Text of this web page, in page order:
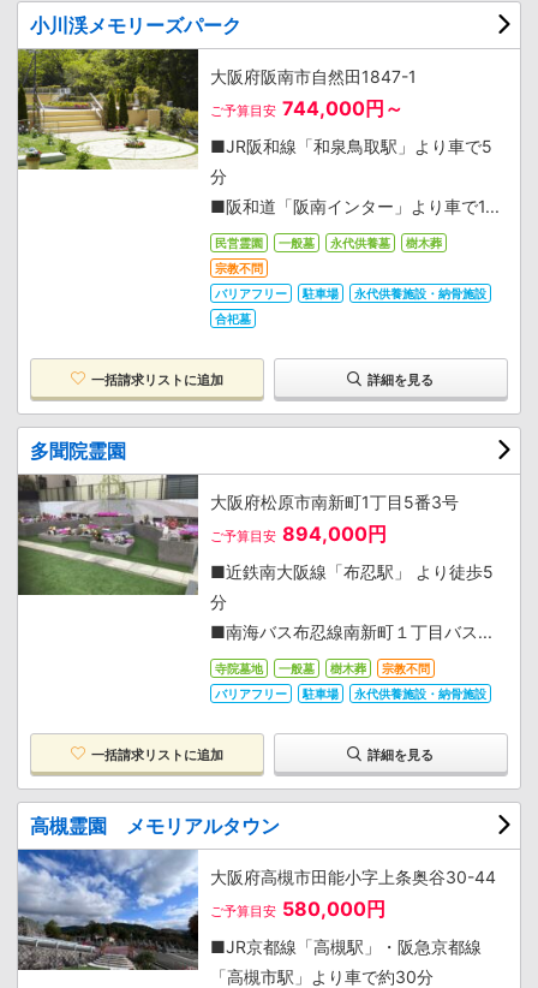
小川渓メモリーズパーク
大阪府阪南市自然田1847-1
ご予算目安 744,000円～
■JR阪和線「和泉鳥取駅」より車で5
分
■阪和道「阪南インター」より車で1...
民営霊園 一般墓 永代供養墓
樹木葬
宗教不問
バリアフリー
駐車場
永代供養施設・納骨施設
合祀墓
一括請求リストに追加 詳細を見る
多聞院霊園
大阪府松原市南新町1丁目5番3号
ご予算目安 894,000円
■近鉄南大阪線「布忍駅」 より徒歩5
分
■南海バス布忍線南新町１丁目バス...
寺院墓地 一般墓 樹木葬
宗教不問
バリアフリー
駐車場 永代供養施設・納骨施設
一括請求リストに追加 詳細を見る
高槻霊園 メモリアルタウン
大阪府高槻市田能小字上条奥谷30-44
ご予算目安 580,000円
■JR京都線「高槻駅」・阪急京都線
「高槻市駅」より車で約30分